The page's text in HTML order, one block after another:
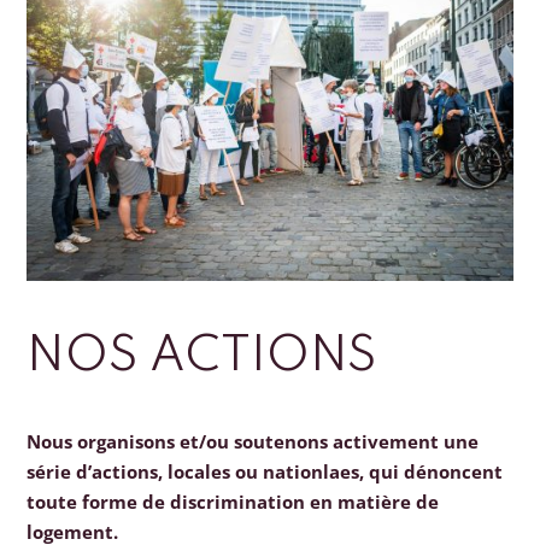
NOS ACTIONS
Nous organisons et/ou soutenons activement une
série d’actions, locales ou nationlaes, qui dénoncent
toute forme de discrimination en matière de
logement.